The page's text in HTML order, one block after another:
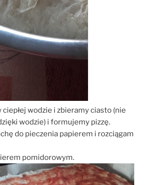
wodzie i zbieramy ciasto (nie
wodzie) i formujemy pizzę.
do pieczenia papierem i rozciągam
pomidorowym.